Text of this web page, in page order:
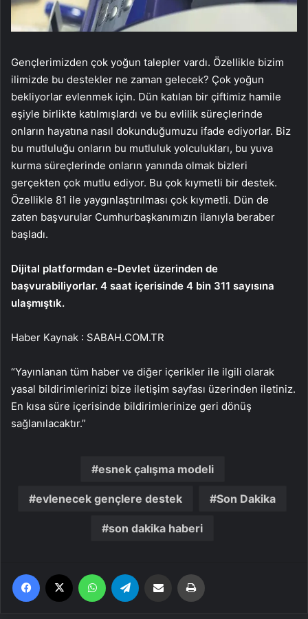
Gençlerimizden çok yoğun talepler vardı. Özellikle bizim
ilimizde bu destekler ne zaman gelecek? Çok yoğun
bekliyorlar evlenmek için. Dün katılan bir çiftimiz hamile
eşiyle birlikte katılmışlardı ve bu evlilik süreçlerinde
onların hayatına nasıl dokunduğumuzu ifade ediyorlar. Biz
bu mutluluğu onların bu mutluluk yolculukları, bu yuva
kurma süreçlerinde onların yanında olmak bizleri
gerçekten çok mutlu ediyor. Bu çok kıymetli bir destek.
Özellikle 81 ile yaygınlaştırılması çok kıymetli. Dün de
zaten başvurular Cumhurbaşkanımızın ilanıyla beraber
başladı.
Dijital platformdan e-Devlet üzerinden de
başvurabiliyorlar. 4 saat içerisinde 4 bin 311 sayısına
ulaşmıştık.
Haber Kaynak : SABAH.COM.TR
“Yayınlanan tüm haber ve diğer içerikler ile ilgili olarak
yasal bildirimlerinizi bize iletişim sayfası üzerinden iletiniz.
En kısa süre içerisinde bildirimlerinize geri dönüş
sağlanılacaktır.”
esnek çalışma modeli
evlenecek gençlere destek Son Dakika
son dakika haberi
Facebook WhatsApp Email'den paylaş